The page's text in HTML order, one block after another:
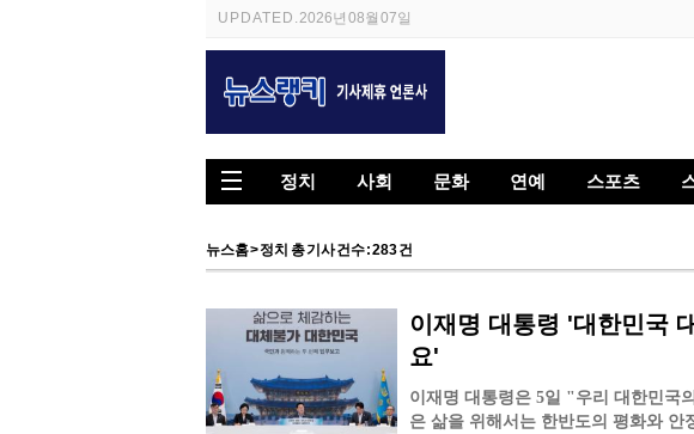
UPDATED.2026년 08월 07일
정치 사회 문화 연예 스포츠
뉴스홈> 정치 총 기사 건수 : 283 건
이재명 대통령 '대한민국
요'
이재명 대통령은 5일 "우리 대한민국
은 삶을 위해서는 한반도의 평화와